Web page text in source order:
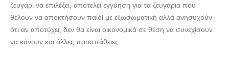
ζευγάρι να επιλέξει, αποτελεί εγγύηση για τα ζευγάρια που
θέλουν να αποκτήσουν παιδί με εξωσωματική αλλά ανησυχούν
ότι αν αποτύχει, δεν θα είναι οικονομικά σε θέση να συνεχίσουν
να κάνουν και άλλες προσπάθειες.